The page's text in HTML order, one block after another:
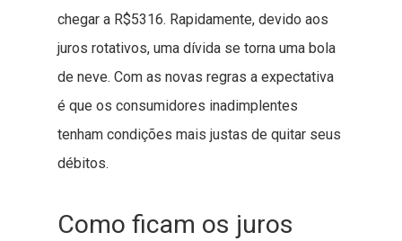
chegar a R$5316. Rapidamente, devido aos
juros rotativos, uma dívida se torna uma bola
de neve. Com as novas regras a expectativa
é que os consumidores inadimplentes
tenham condições mais justas de quitar seus
débitos.
Como ficam os juros